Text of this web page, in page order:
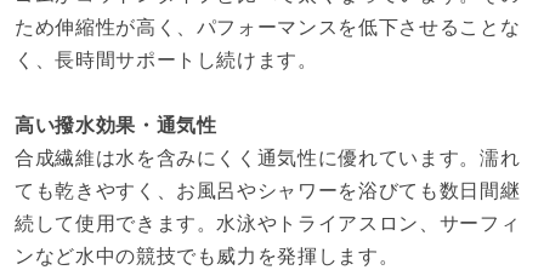
ため伸縮性が高く、パフォーマンスを低下させることな
く、長時間サポートし続けます。
高い撥水効果・通気性
合成繊維は水を含みにくく通気性に優れています。濡れ
ても乾きやすく、お風呂やシャワーを浴びても数日間継
続して使用できます。水泳やトライアスロン、サーフィ
ンなど水中の競技でも威力を発揮します。